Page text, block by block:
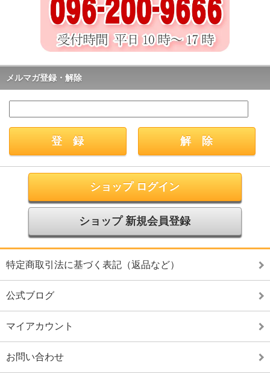
メルマガ登録・解除
ショップ ログイン
ショップ 新規会員登録
特定商取引法に基づく表記（返品など）
公式ブログ
マイアカウント
お問い合わせ